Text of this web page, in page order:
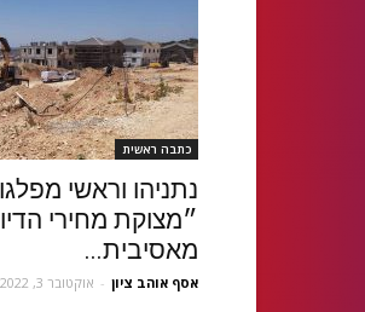
כתבה ראשית
נתניהו וראשי
״מצוקת מחירי
מאסיבית...
אסף אוהב ציון - אוקטובר 3, 2022